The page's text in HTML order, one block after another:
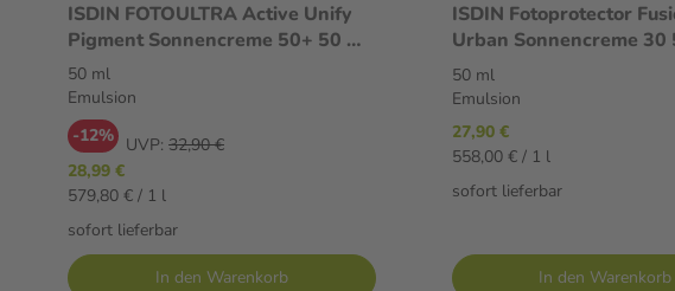
ISDIN FOTOULTRA Active Unify
Pigment Sonnencreme 50+ 50 ml
Emulsion
50 ml
Emulsion
-12% UVP: 32,90 €
28,99 €
579,80 € / 1 l
sofort lieferbar
In den Warenkorb
ISDIN Fotoprotector
Urban Sonnencreme 30
Emulsion
50 ml
Emulsion
27,90 €
558,00 € / 1 l
sofort lieferbar
In den Warenkorb